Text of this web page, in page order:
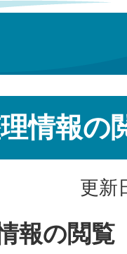
情報の
更新
報の閲覧